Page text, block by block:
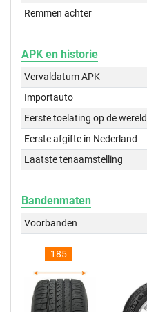
Remmen achter
APK en historie
Vervaldatum APK
Importauto
Eerste toelating op de wereld
Eerste afgifte in Nederland
Laatste tenaamstelling
Bandenmaten
Voorbanden
185